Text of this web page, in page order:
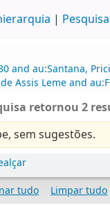
and au:Santana,
Assis Leme and
retornou 2
sem sugestões.
tudo
Limpar tudo